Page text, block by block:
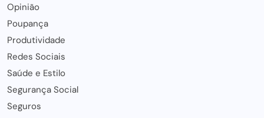
Opinião
Poupança
Produtividade
Redes Sociais
Saúde e Estilo
Segurança Social
Seguros